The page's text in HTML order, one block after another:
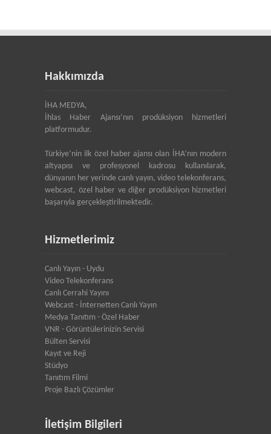
Hakkımızda
İHA MEDYA,
İhlas Haber Ajansı’nın prodüksiyon hizmetleri
platformudur.
Türkiye’nin ilk özel haber ajansı olan İHA’nın modern
altyapısı ve profesyonel kadrosu kullanılarak,
dünyanın her yerinde canlı yayın, video telekonferans,
webcast, özel haber ve diğer prodüksiyon hizmetleri
başarıyla gerçekleştirilmektedir.
Hizmetlerimiz
Canlı Yayın - Uydu
Video Telekonferans
Canlı Cerrahi Yayını
Webcast - İnternetten Canlı Yayın
Medya Tanıtım - Özel Haber
VNR - Görüntülerinizin Servisi
Bülten Servisi
Kayıt ve Reji
Stüdyo
Tanıtım Filmi
Proje Bazlı Çözümler
İletişim Bilgileri